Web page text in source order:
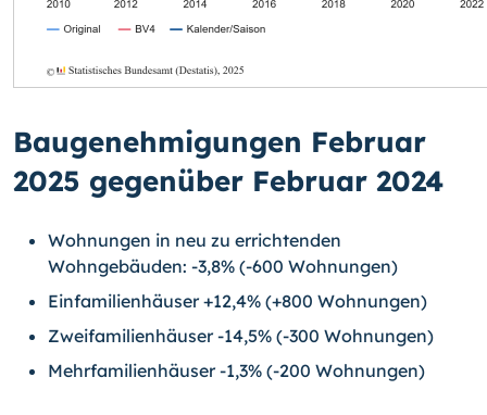
Baugenehmigungen Februar
2025 gegenüber Februar 2024
Wohnungen in neu zu errichtenden
Wohngebäuden: -3,8% (-600 Wohnungen)
Einfamilienhäuser +12,4% (+800 Wohnungen)
Zweifamilienhäuser -14,5% (-300 Wohnungen)
Mehrfamilienhäuser -1,3% (-200 Wohnungen)